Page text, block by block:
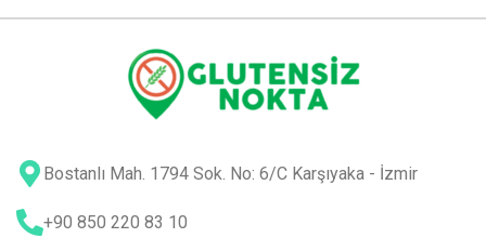
Bostanlı Mah. 1794 Sok. No: 6/C Karşıyaka - İzmir
+90 850 220 83 10